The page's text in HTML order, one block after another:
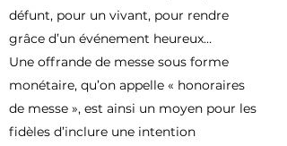
défunt, pour un vivant, pour rendre
grâce d’un événement heureux…
Une offrande de messe sous forme
monétaire, qu’on appelle « honoraires
de messe », est ainsi un moyen pour les
fidèles d’inclure une intention